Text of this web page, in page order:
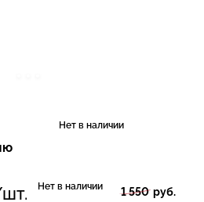
Нет в наличии
Нет в наличии 1 550 руб.